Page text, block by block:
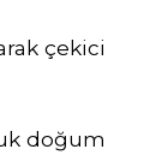
çekici
doğum